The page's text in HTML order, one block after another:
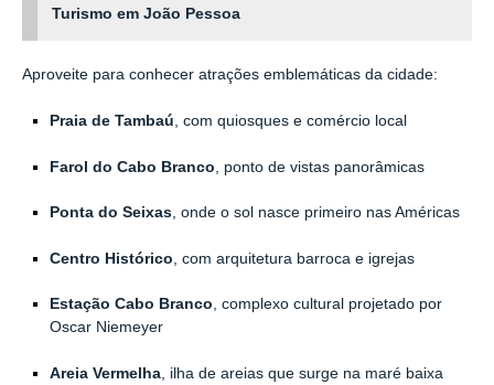
Turismo em João Pessoa
Aproveite para conhecer atrações emblemáticas da cidade:
Praia de Tambaú , com quiosques e comércio local
Farol do Cabo Branco , ponto de vistas panorâmicas
Ponta do Seixas, onde o sol nasce primeiro nas Américas
Centro Histórico , com arquitetura barroca e igrejas
Estação Cabo Branco, complexo cultural projetado por
Oscar Niemeyer
Areia Vermelha, ilha de areias que surge na maré baixa